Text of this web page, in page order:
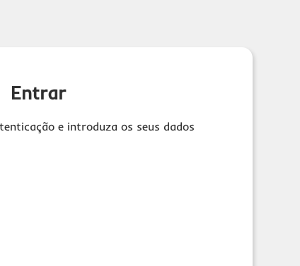
Entrar
e introduza os seus dados